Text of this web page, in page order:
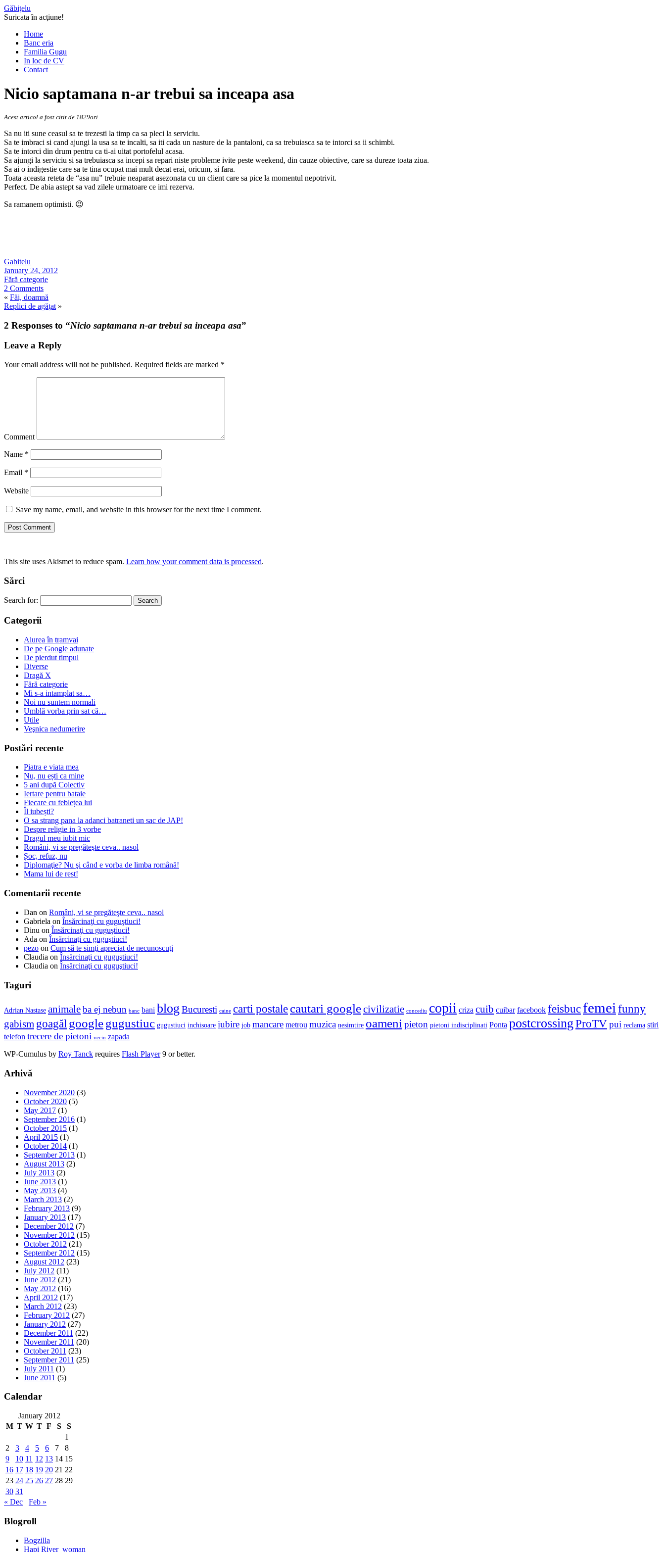
Găbiţelu
Suricata în acţiune!
Home
Banc eria
Familia Gugu
In loc de CV
Contact
Nicio saptamana n-ar trebui sa inceapa asa
Acest articol a fost citit de 1829ori
Sa nu iti sune ceasul sa te trezesti la timp ca sa pleci la serviciu.
Sa te imbraci si cand ajungi la usa sa te incalti, sa iti cada un nasture de la pantaloni, ca sa trebuiasca sa te intorci sa ii schimbi.
Sa te intorci din drum pentru ca ti-ai uitat portofelul acasa.
Sa ajungi la serviciu si sa trebuiasca sa incepi sa repari niste probleme ivite peste weekend, din cauze obiective, care sa dureze toata ziua.
Sa ai o indigestie care sa te tina ocupat mai mult decat erai, oricum, si fara.
Toata aceasta reteta de “asa nu” trebuie neaparat asezonata cu un client care sa pice la momentul nepotrivit.
Perfect. De abia astept sa vad zilele urmatoare ce imi rezerva.
Sa ramanem optimisti. 😉
Gabitelu
January 24, 2012
Fără categorie
2 Comments
« Făi, doamnă
Replici de agăţat »
2 Responses to “Nicio saptamana n-ar trebui sa inceapa asa”
Leave a Reply
Your email address will not be published. Required fields are marked *
Comment
Name *
Email *
Website
Save my name, email, and website in this browser for the next time I comment.
This site uses Akismet to reduce spam. Learn how your comment data is processed.
Sărci
Search for:
Categorii
Aiurea în tramvai
De pe Google adunate
De pierdut timpul
Diverse
Dragă X
Fără categorie
Mi s-a intamplat sa…
Noi nu suntem normali
Umblă vorba prin sat că…
Utile
Veşnica nedumerire
Postări recente
Piatra e viata mea
Nu, nu ești ca mine
5 ani după Colectiv
Iertare pentru bataie
Fiecare cu feblețea lui
Îl iubești?
O sa strang pana la adanci batraneti un sac de JAP!
Despre religie in 3 vorbe
Dragul meu iubit mic
Români, vi se pregăteşte ceva.. nasol
Șoc, refuz, nu
Diplomaţie? Nu şi când e vorba de limba română!
Mama lui de rest!
Comentarii recente
Dan on Români, vi se pregăteşte ceva.. nasol
Gabriela on Însărcinaţi cu guguştiuci!
Dinu on Însărcinaţi cu guguştiuci!
Ada on Însărcinaţi cu guguştiuci!
pezo on Cum să te simţi apreciat de necunoscuţi
Claudia on Însărcinaţi cu guguştiuci!
Claudia on Însărcinaţi cu guguştiuci!
Taguri
Adrian Nastase animaleba ej nebun banc bani blog Bucuresti caine carti postale cautari googlecivilizatie concediu copii criza cuib cuibar facebook feisbuc femei funny
gabism goagăl googlegugustiuc gugustiuci inchisoare iubire job mancare metrou muzica nesimtire oameni pieton pietoni indisciplinati Ponta postcrossing ProTVpui reclama stiri
telefon trecere de pietoni vecin zapada
WP-Cumulus by Roy Tanck requires Flash Player9 or better.
Arhivă
November 2020 (3)
October 2020 (5)
May 2017 (1)
September 2016 (1)
October 2015 (1)
April 2015 (1)
October 2014 (1)
September 2013 (1)
August 2013 (2)
July 2013 (2)
June 2013 (1)
May 2013 (4)
March 2013 (2)
February 2013 (9)
January 2013 (17)
December 2012 (7)
November 2012 (15)
October 2012 (21)
September 2012 (15)
August 2012 (23)
July 2012 (11)
June 2012 (21)
May 2012 (16)
April 2012 (17)
March 2012 (23)
February 2012 (27)
January 2012 (27)
December 2011 (22)
November 2011 (20)
October 2011 (23)
September 2011 (25)
July 2011 (1)
June 2011 (5)
Calendar
January 2012
M T W T F S
S
1
2
3 4 5 6 7
8
9
10 11 12 13 14 15
16 17 18 19 20 21 22
23 24 25 26 27 28 29
30 31
« Dec
Feb »
Blogroll
Bogzilla
Hapi River_woman